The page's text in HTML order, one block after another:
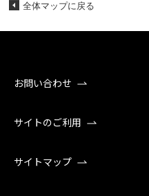
全体マップに戻る
お問い合わせ
サイトのご利用
サイトマップ